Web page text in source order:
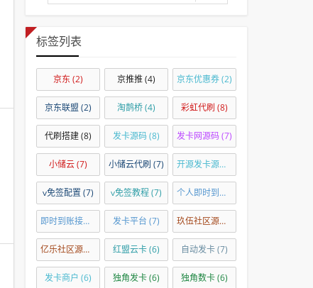
标签列表
京东 (2) 京推推(4) 京东优惠券(2)
京东联盟 (2) 淘鹊桥(4) 彩虹代刷 (8)
代刷搭建(8) 发卡源码(8) 发卡网源码(7)
小储云(7) 小储云代刷 (7) 开源发卡源码
v免签配置 (7) v免签教程(7) 个人即时到账
即时到账接口 发卡平台 (7) 玖伍社区源码
亿乐社区源码 红盟云卡(6) 自动发卡(7)
发卡商户 (6) 独角发卡(6) 独角数卡(6)